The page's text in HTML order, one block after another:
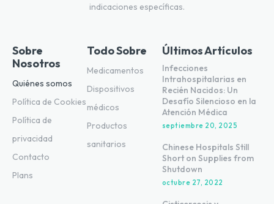
indicaciones específicas.
Sobre
Nosotros
Quiénes somos
Política de Cookies
Política de
privacidad
Contacto
Plans
Todo Sobre
Medicamentos
Dispositivos
médicos
Productos
sanitarios
Últimos Artículos
Infecciones
Intrahospitalarias en
Recién Nacidos: Un
Desafío Silencioso en la
Atención Médica
septiembre 20, 2025
Chinese Hospitals Still
Short on Supplies from
Shutdown
octubre 27, 2022